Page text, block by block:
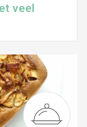
veel